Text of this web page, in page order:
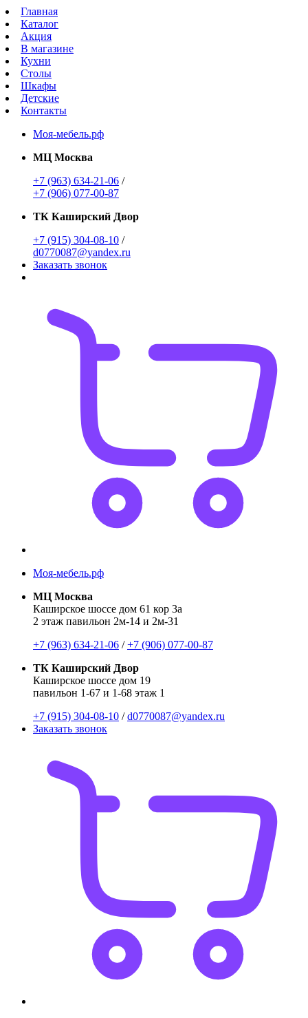
Главная
Каталог
Акция
В магазине
Кухни
Столы
Шкафы
Детские
Контакты
Моя-мебель.рф
МЦ Москва
+7 (963) 634-21-06 /
+7 (906) 077-00-87
ТК Каширский Двор
+7 (915) 304-08-10 /
d0770087@yandex.ru
Заказать звонок
Моя-мебель.рф
МЦ Москва
Каширское шоссе дом 61 кор 3а
2 этаж павильон 2м-14 и 2м-31
+7 (963) 634-21-06 /+7 (906) 077-00-87
ТК Каширский Двор
Каширское шоссе дом 19
павильон 1-67 и 1-68 этаж 1
+7 (915) 304-08-10 /d0770087@yandex.ru
Заказать звонок